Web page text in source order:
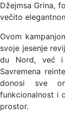
Džejmsa Grina,
večito
Ovom
svoje jesenje
du Nord, već i
Savremena
donosi sve
funkcionalnost i
prostor.